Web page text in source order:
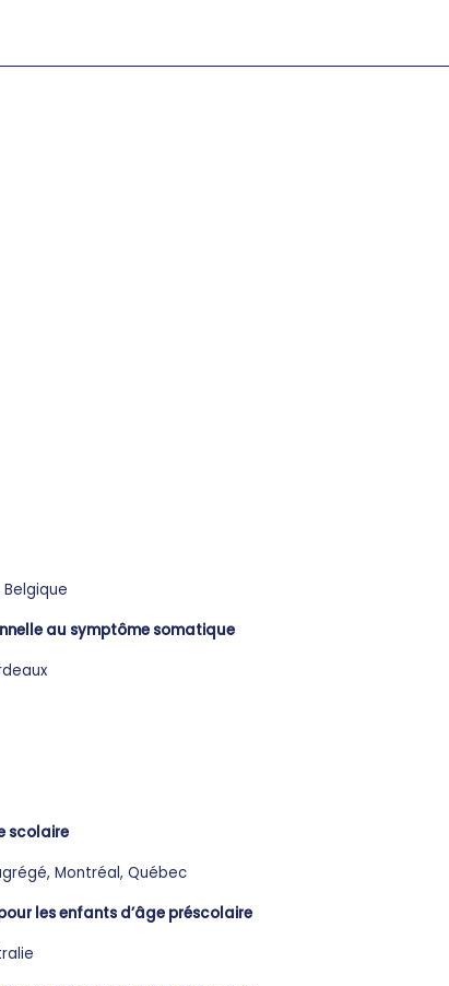
Belgique
au symptôme somatique
scolaire
Montréal, Québec
les enfants d’âge préscolaire